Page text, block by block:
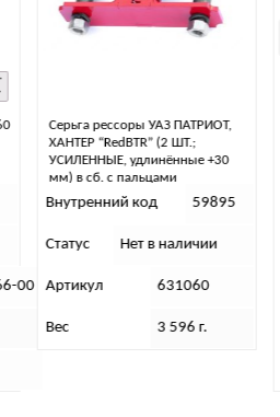
Серьга рессоры RedBTR
стандартной высоты (2шт)
3 960
Внутренний код 59929
Статус В наличии
Артикул 631010
Вес 3 306 г.